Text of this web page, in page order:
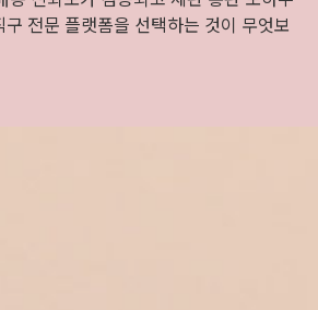
전문 플랫폼을 선택하는 것이 무엇보